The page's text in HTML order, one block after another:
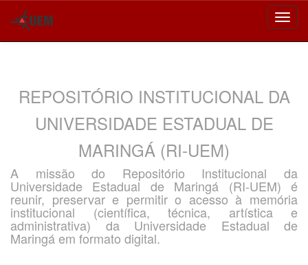
REPOSITÓRIO INSTITUCIONAL DA
UNIVERSIDADE ESTADUAL DE
MARINGÁ (RI-UEM)
A missão do Repositório Institucional da
Universidade Estadual de Maringá (RI-UEM) é
reunir, preservar e permitir o acesso à memória
institucional (científica, técnica, artística e
administrativa) da Universidade Estadual de
Maringá em formato digital.